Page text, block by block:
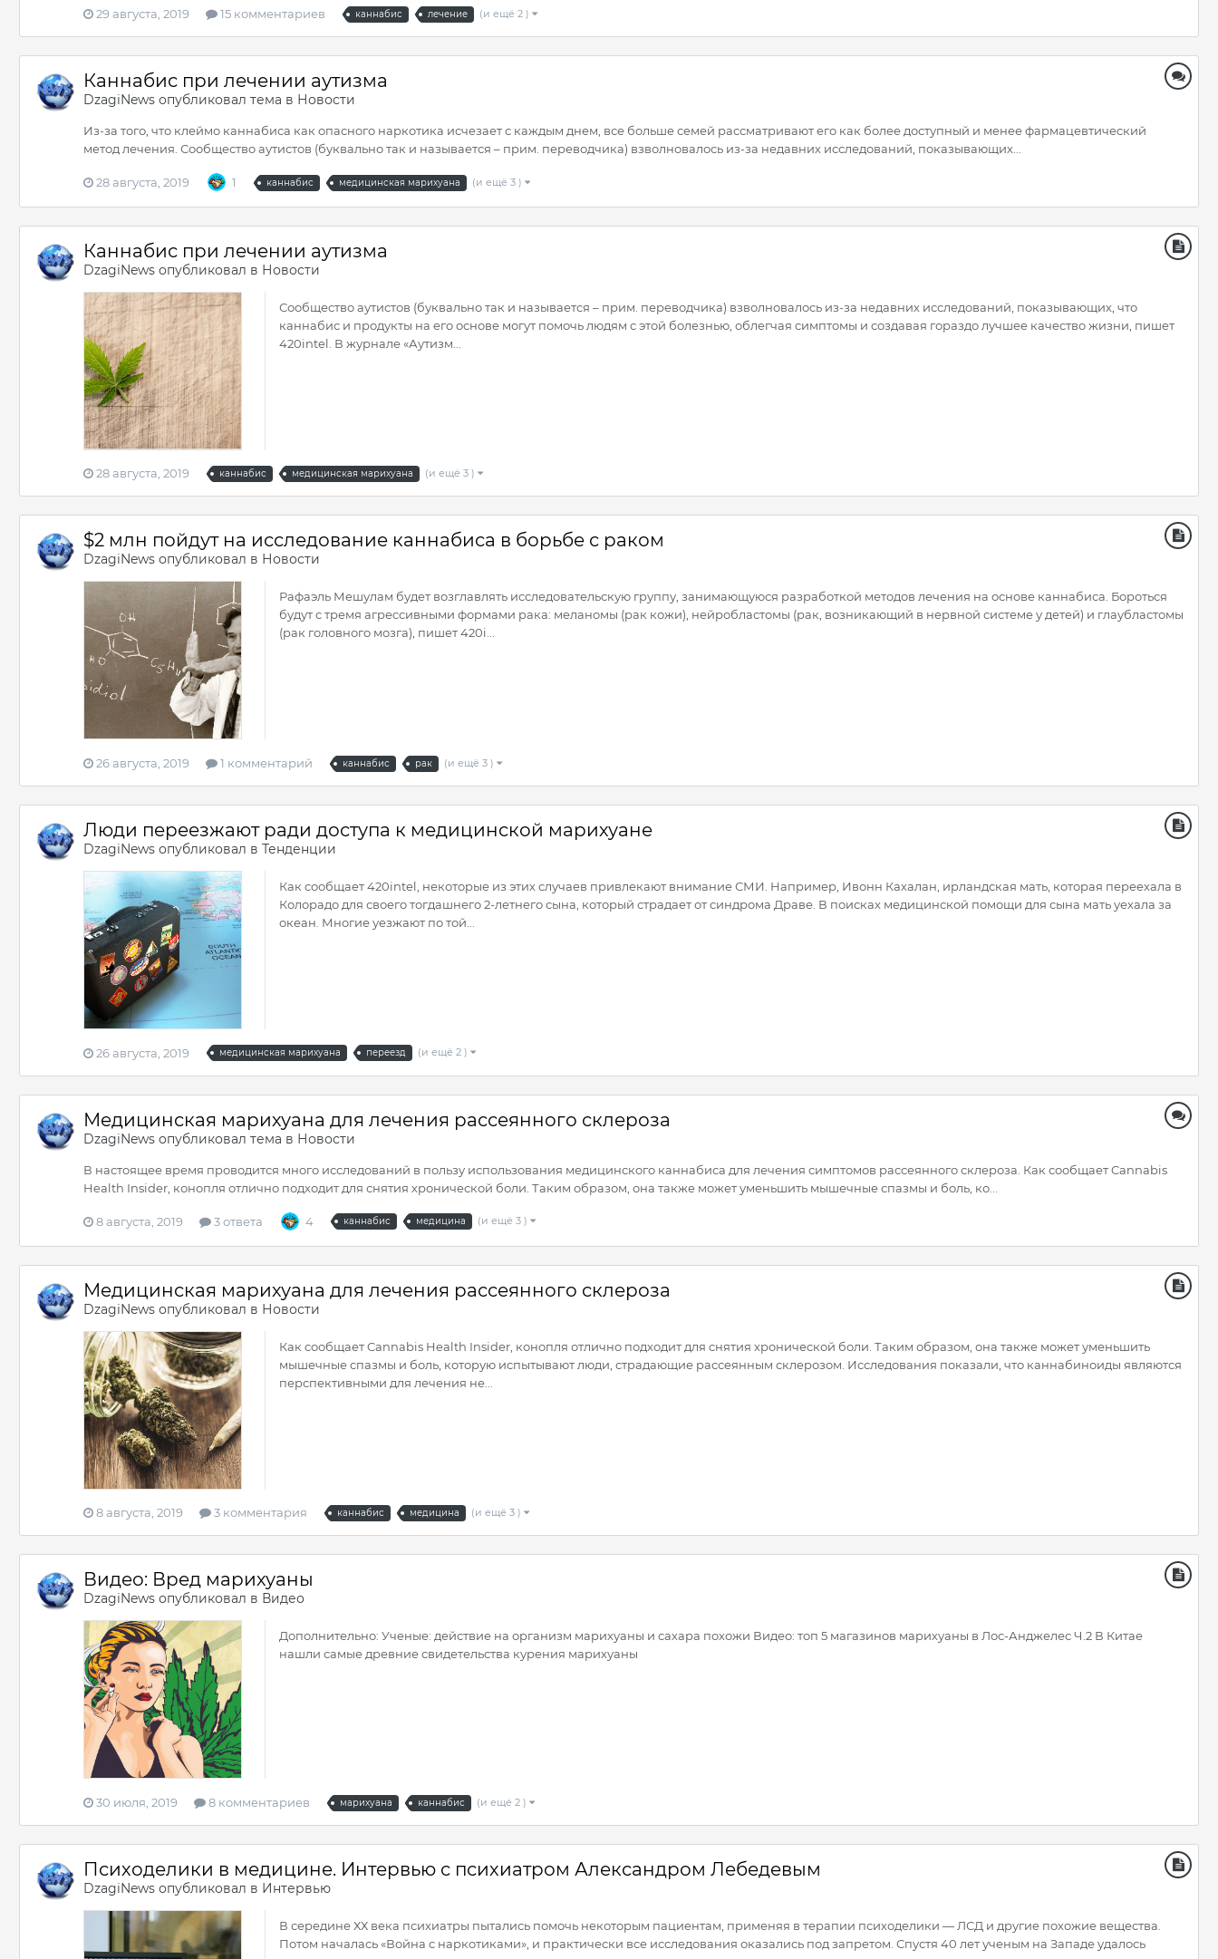
29 августа, 2019 15 комментариев каннабис лечение (и ещё 2 )
Каннабис при лечении аутизма
DzagiNews опубликовал тема в Новости
Из-за того, что клеймо каннабиса как опасного наркотика исчезает с каждым днем, все больше семей рассматривают его как более доступный и менее фармацевтический
метод лечения. Сообщество аутистов (буквально так и называется – прим. переводчика) взволновалось из-за недавних исследований, показывающих...
28 августа, 2019 1 каннабис медицинская марихуана (и ещё 3 )
Каннабис при лечении аутизма
DzagiNews опубликовал в Новости
Сообщество аутистов (буквально так и называется – прим. переводчика) взволновалось из-за недавних исследований, показывающих, что
каннабис и продукты на его основе могут помочь людям с этой болезнью, облегчая симптомы и создавая гораздо лучшее качество жизни, пишет
420intel. В журнале «Аутизм...
28 августа, 2019 каннабис медицинская марихуана (и ещё 3 )
$2 млн пойдут на исследование каннабиса в борьбе с раком
DzagiNews опубликовал в Новости
Рафаэль Мешулам будет возглавлять исследовательскую группу, занимающуюся разработкой методов лечения на основе каннабиса. Бороться
будут с тремя агрессивными формами рака: меланомы (рак кожи), нейробластомы (рак, возникающий в нервной системе у детей) и глаубластомы
(рак головного мозга), пишет 420i...
26 августа, 2019 1 комментарий каннабис рак (и ещё 3 )
Люди переезжают ради доступа к медицинской марихуане
DzagiNews опубликовал в Тенденции
Как сообщает 420intel, некоторые из этих случаев привлекают внимание СМИ. Например, Ивонн Кахалан, ирландская мать, которая переехала в
Колорадо для своего тогдашнего 2-летнего сына, который страдает от синдрома Драве. В поисках медицинской помощи для сына мать уехала за
океан. Многие уезжают по той...
26 августа, 2019 медицинская марихуана переезд (и ещё 2 )
Медицинская марихуана для лечения рассеянного склероза
DzagiNews опубликовал тема в Новости
В настоящее время проводится много исследований в пользу использования медицинского каннабиса для лечения симптомов рассеянного склероза. Как сообщает Cannabis
Health Insider, конопля отлично подходит для снятия хронической боли. Таким образом, она также может уменьшить мышечные спазмы и боль, ко...
8 августа, 2019 3 ответа 4 каннабис медицина (и ещё 3 )
Медицинская марихуана для лечения рассеянного склероза
DzagiNews опубликовал в Новости
Как сообщает Cannabis Health Insider, конопля отлично подходит для снятия хронической боли. Таким образом, она также может уменьшить
мышечные спазмы и боль, которую испытывают люди, страдающие рассеянным склерозом. Исследования показали, что каннабиноиды являются
перспективными для лечения не...
8 августа, 2019 3 комментария каннабис медицина (и ещё 3 )
Видео: Вред марихуаны
DzagiNews опубликовал в Видео
Дополнительно: Ученые: действие на организм марихуаны и сахара похожи Видео: топ 5 магазинов марихуаны в Лос-Анджелес Ч.2 В Китае
нашли самые древние свидетельства курения марихуаны
30 июля, 2019 8 комментариев марихуана каннабис (и ещё 2 )
Психоделики в медицине. Интервью с психиатром Александром Лебедевым
DzagiNews опубликовал в Интервью
В середине ХХ века психиатры пытались помочь некоторым пациентам, применяя в терапии психоделики — ЛСД и другие похожие вещества.
Потом началась «Война с наркотиками», и практически все исследования оказались под запретом. Спустя 40 лет ученым на Западе удалось